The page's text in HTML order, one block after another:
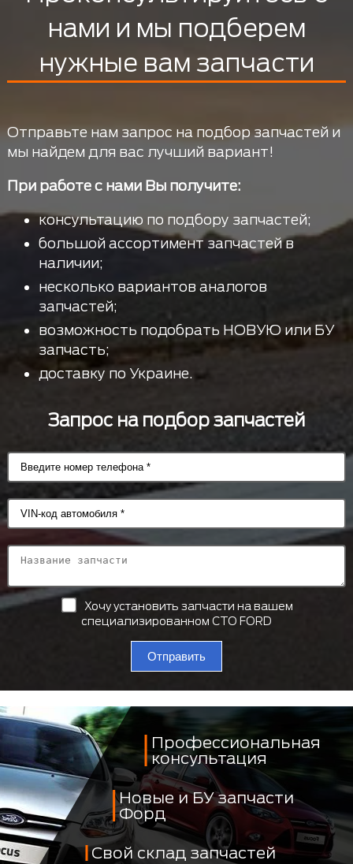
нами и мы подберем
нужные вам запчасти
Отправьте нам запрос на подбор запчастей и
мы найдем для вас лучший вариант!
При работе с нами Вы получите:
консультацию по подбору запчастей;
большой ассортимент запчастей в
наличии;
несколько вариантов аналогов
запчастей;
возможность подобрать НОВУЮ или БУ
запчасть;
доставку по Украине.
Запрос на подбор запчастей
Хочу установить запчасти на вашем
специализированном СТО FORD
Отправить
Профессиональная
консультация
Новые и БУ запчасти
Форд
Свой склад запчастей